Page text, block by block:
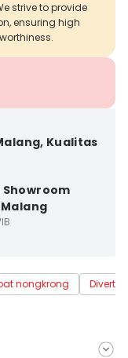
strive to provide
ensuring high
Kualitas
Showroom
nongkrong
Divert